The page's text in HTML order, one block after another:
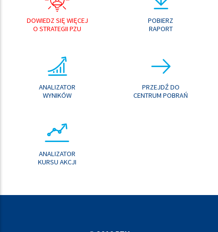
DOWIEDZ SIĘ WIĘCEJ
O STRATEGII PZU
POBIERZ
RAPORT
ANALIZATOR
WYNIKÓW
PRZEJDŹ DO
CENTRUM POBRAŃ
ANALIZATOR
KURSU AKCJI